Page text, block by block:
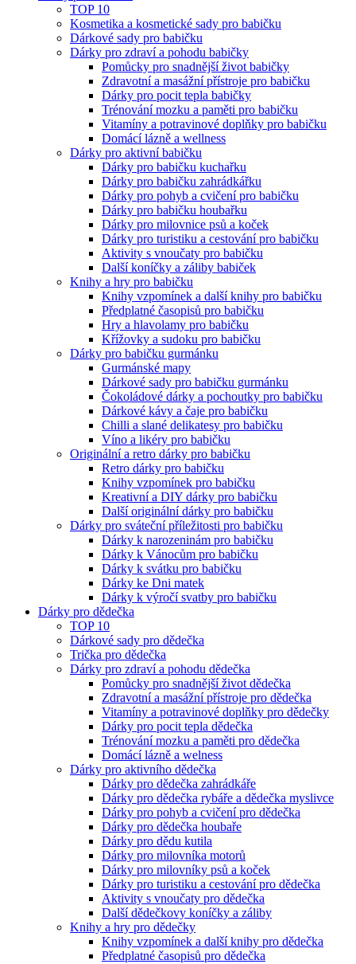
TOP 10
Kosmetika a kosmetické sady pro babičku
Dárkové sady pro babičku
Dárky pro zdraví a pohodu babičky
Pomůcky pro snadnější život babičky
Zdravotní a masážní přístroje pro babičku
Dárky pro pocit tepla babičky
Trénování mozku a paměti pro babičku
Vitamíny a potravinové doplňky pro babičku
Domácí lázně a wellness
Dárky pro aktivní babičku
Dárky pro babičku kuchařku
Dárky pro babičku zahrádkářku
Dárky pro pohyb a cvičení pro babičku
Dárky pro babičku houbařku
Dárky pro milovnice psů a koček
Dárky pro turistiku a cestování pro babičku
Aktivity s vnoučaty pro babičku
Další koníčky a záliby babiček
Knihy a hry pro babičku
Knihy vzpomínek a další knihy pro babičku
Předplatné časopisů pro babičku
Hry a hlavolamy pro babičku
Křížovky a sudoku pro babičku
Dárky pro babičku gurmánku
Gurmánské mapy
Dárkové sady pro babičku gurmánku
Čokoládové dárky a pochoutky pro babičku
Dárkové kávy a čaje pro babičku
Chilli a slané delikatesy pro babičku
Víno a likéry pro babičku
Originální a retro dárky pro babičku
Retro dárky pro babičku
Knihy vzpomínek pro babičku
Kreativní a DIY dárky pro babičku
Další originální dárky pro babičku
Dárky pro sváteční příležitosti pro babičku
Dárky k narozeninám pro babičku
Dárky k Vánocům pro babičku
Dárky k svátku pro babičku
Dárky ke Dni matek
Dárky k výročí svatby pro babičku
Dárky pro dědečka
TOP 10
Dárkové sady pro dědečka
Trička pro dědečka
Dárky pro zdraví a pohodu dědečka
Pomůcky pro snadnější život dědečka
Zdravotní a masážní přístroje pro dědečka
Vitamíny a potravinové doplňky pro dědečky
Dárky pro pocit tepla dědečka
Trénování mozku a paměti pro dědečka
Domácí lázně a welness
Dárky pro aktivního dědečka
Dárky pro dědečka zahrádkáře
Dárky pro dědečka rybáře a dědečka myslivce
Dárky pro pohyb a cvičení pro dědečka
Dárky pro dědečka houbaře
Dárky pro dědu kutila
Dárky pro milovníka motorů
Dárky pro milovníky psů a koček
Dárky pro turistiku a cestování pro dědečka
Aktivity s vnoučaty pro dědečka
Další dědečkovy koníčky a záliby
Knihy a hry pro dědečky
Knihy vzpomínek a další knihy pro dědečka
Předplatné časopisů pro dědečka